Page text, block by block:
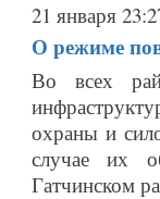
21 января
О режиме
Во всех
охраны и
случае их
Гатчинском